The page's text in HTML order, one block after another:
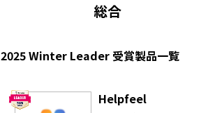
総合
2025 Winter Leader 受賞製品一覧
Helpfeel